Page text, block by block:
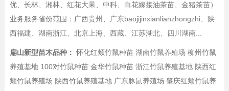
优、长林、湘林、红花大果、中科、白花嫁接油茶苗、金猪茶苗）
业务服务省份范围：广西贵州、广东baojijinxianlianzhongzhi、陕
西福建、湖南浙江、北京上海、西藏、江苏湖北、四川湖南...
扁山新型苗木品种： 怀化红颊竹鼠种苗 湖南竹鼠养殖场 柳州竹鼠
养殖基地 100对竹鼠种苗 金华竹鼠种苗 浙江竹鼠养殖基地 陕西红
颊竹鼠养殖场 陕西竹鼠养殖基地 广东豚鼠养殖场 肇庆红颊竹鼠养